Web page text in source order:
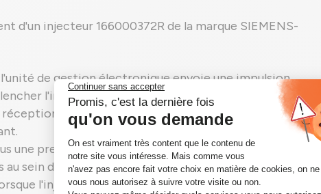
d'un injecteur 166000372R de la marque SIEMENS-
de gestion électronique envoie une impulsion
l'injection.
du signal, un solénoïde déplace l'aiguille,
une pression extrême, le carburant est injecté sous
sein du cylindre via des buses calibrées.
l'injection est terminée, l'aiguille se referme et